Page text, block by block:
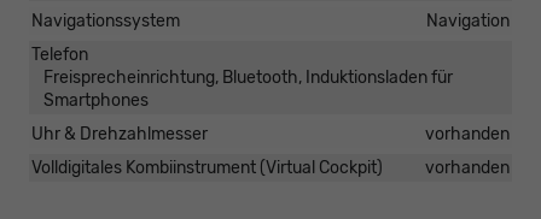
Navigationssystem
Navigation
Telefon
Freisprecheinrichtung, Bluetooth, Induktionsladen für
Smartphones
Uhr & Drehzahlmesser
vorhanden
Volldigitales Kombiinstrument (Virtual Cockpit)
vorhanden